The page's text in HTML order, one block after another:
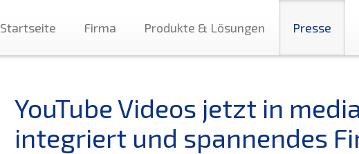
Startseite Firma Produkte & Lösungen Presse
YouTube Videos jetzt in
integriert und spannendes